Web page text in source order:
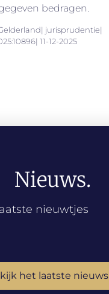
bedragen.
jurisprudentie|
11-12-2025
Nieuws.
nieuwtjes
het laatste nieuws